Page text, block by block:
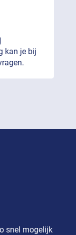
kan je bij
snel mogelijk